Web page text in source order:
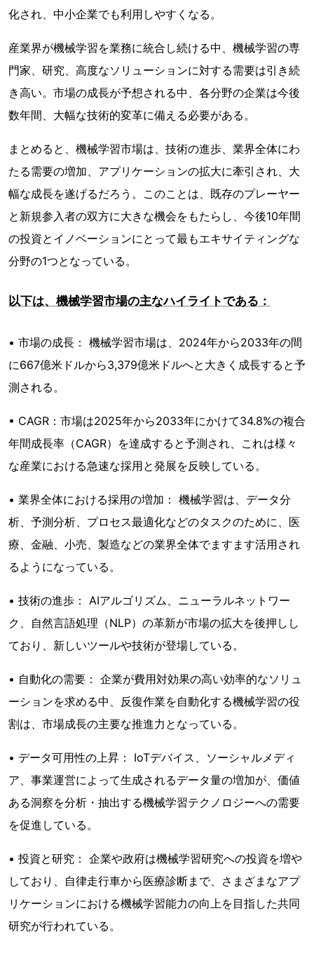
化され、中小企業でも利用しやすくなる。
産業界が機械学習を業務に統合し続ける中、機械学習の専
門家、研究、高度なソリューションに対する需要は引き続
き高い。市場の成長が予想される中、各分野の企業は今後
数年間、大幅な技術的変革に備える必要がある。
まとめると、機械学習市場は、技術の進歩、業界全体にわ
たる需要の増加、アプリケーションの拡大に牽引され、大
幅な成長を遂げるだろう。このことは、既存のプレーヤー
と新規参入者の双方に大きな機会をもたらし、今後10年間
の投資とイノベーションにとって最もエキサイティングな
分野の1つとなっている。
以下は、機械学習市場の主なハイライトである：
• 市場の成長： 機械学習市場は、2024年から2033年の間
に667億米ドルから3,379億米ドルへと大きく成長すると予
測される。
• CAGR：市場は2025年から2033年にかけて34.8%の複合
年間成長率（CAGR）を達成すると予測され、これは様々
な産業における急速な採用と発展を反映している。
• 業界全体における採用の増加： 機械学習は、データ分
析、予測分析、プロセス最適化などのタスクのために、医
療、金融、小売、製造などの業界全体でますます活用され
るようになっている。
• 技術の進歩： AIアルゴリズム、ニューラルネットワー
ク、自然言語処理（NLP）の革新が市場の拡大を後押しし
ており、新しいツールや技術が登場している。
• 自動化の需要： 企業が費用対効果の高い効率的なソリュ
ーションを求める中、反復作業を自動化する機械学習の役
割は、市場成長の主要な推進力となっている。
• データ可用性の上昇： IoTデバイス、ソーシャルメディ
ア、事業運営によって生成されるデータ量の増加が、価値
ある洞察を分析・抽出する機械学習テクノロジーへの需要
を促進している。
• 投資と研究： 企業や政府は機械学習研究への投資を増や
しており、自律走行車から医療診断まで、さまざまなアプ
リケーションにおける機械学習能力の向上を目指した共同
研究が行われている。